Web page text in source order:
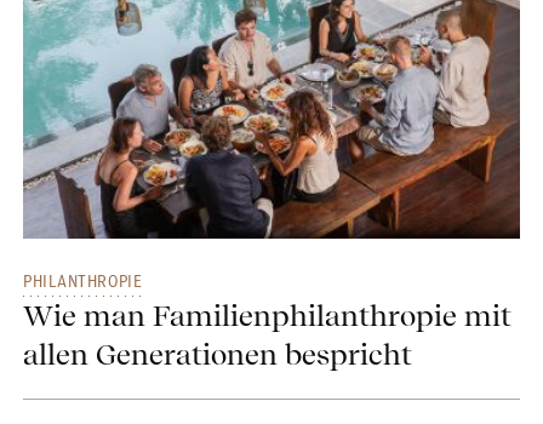
PHILANTHROPIE
Wie man Familienphilanthropie mit
allen Generationen bespricht